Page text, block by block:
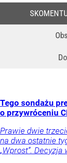
Tego sondażu
o przywróceniu
Prawie dwie
na dwa ostatnie
„Wprost”.